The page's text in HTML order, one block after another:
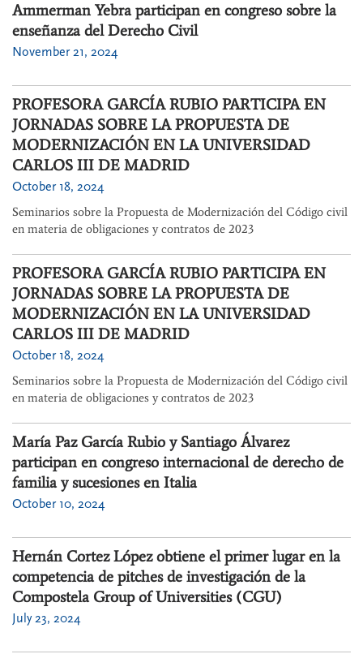
Ammerman Yebra participan en congreso sobre la
enseñanza del Derecho Civil
November 21, 2024
PROFESORA GARCÍA RUBIO PARTICIPA EN
JORNADAS SOBRE LA PROPUESTA DE
MODERNIZACIÓN EN LA UNIVERSIDAD
CARLOS III DE MADRID
October 18, 2024
Seminarios sobre la Propuesta de Modernización del Código civil
en materia de obligaciones y contratos de 2023
PROFESORA GARCÍA RUBIO PARTICIPA EN
JORNADAS SOBRE LA PROPUESTA DE
MODERNIZACIÓN EN LA UNIVERSIDAD
CARLOS III DE MADRID
October 18, 2024
Seminarios sobre la Propuesta de Modernización del Código civil
en materia de obligaciones y contratos de 2023
María Paz García Rubio y Santiago Álvarez
participan en congreso internacional de derecho de
familia y sucesiones en Italia
October 10, 2024
Hernán Cortez López obtiene el primer lugar en la
competencia de pitches de investigación de la
Compostela Group of Universities (CGU)
July 23, 2024